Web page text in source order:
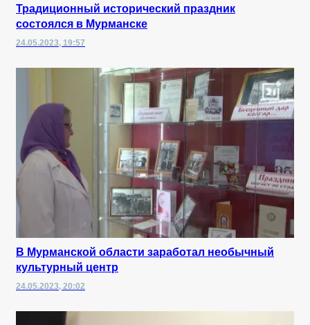
Традиционный исторический праздник
состоялся в Мурманске
24.05.2023, 19:57
В Мурманской области заработал необычный
культурный центр
24.05.2023, 20:02